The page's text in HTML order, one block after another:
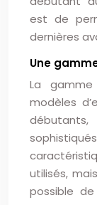
est de
dernières
Une
La
modèles
utilisés,
possible